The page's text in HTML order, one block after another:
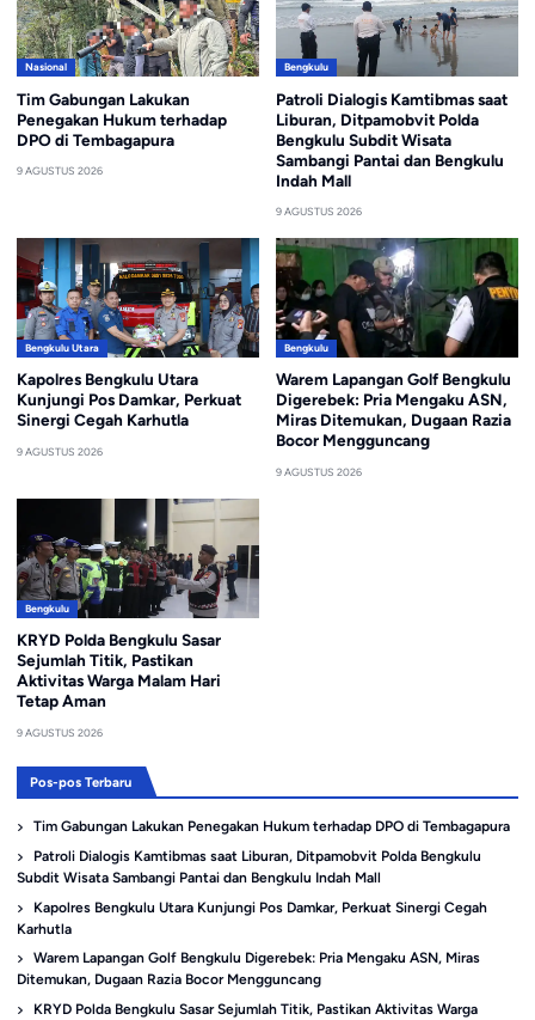
Nasional
Tim Gabungan Lakukan
Penegakan Hukum terhadap
DPO di Tembagapura
9 AGUSTUS 2026
Bengkulu
Patroli Dialogis Kamtibmas saat
Liburan, Ditpamobvit Polda
Bengkulu Subdit Wisata
Sambangi Pantai dan Bengkulu
Indah Mall
9 AGUSTUS 2026
Bengkulu Utara
Kapolres Bengkulu Utara
Kunjungi Pos Damkar, Perkuat
Sinergi Cegah Karhutla
9 AGUSTUS 2026
Bengkulu
Warem Lapangan Golf Bengkulu
Digerebek: Pria Mengaku ASN,
Miras Ditemukan, Dugaan Razia
Bocor Mengguncang
9 AGUSTUS 2026
Bengkulu
KRYD Polda Bengkulu Sasar
Sejumlah Titik, Pastikan
Aktivitas Warga Malam Hari
Tetap Aman
9 AGUSTUS 2026
Pos-pos Terbaru
Tim Gabungan Lakukan Penegakan Hukum terhadap DPO di Tembagapura
Patroli Dialogis Kamtibmas saat Liburan, Ditpamobvit Polda Bengkulu
Subdit Wisata Sambangi Pantai dan Bengkulu Indah Mall
Kapolres Bengkulu Utara Kunjungi Pos Damkar, Perkuat Sinergi Cegah
Karhutla
Warem Lapangan Golf Bengkulu Digerebek: Pria Mengaku ASN, Miras
Ditemukan, Dugaan Razia Bocor Mengguncang
KRYD Polda Bengkulu Sasar Sejumlah Titik, Pastikan Aktivitas Warga